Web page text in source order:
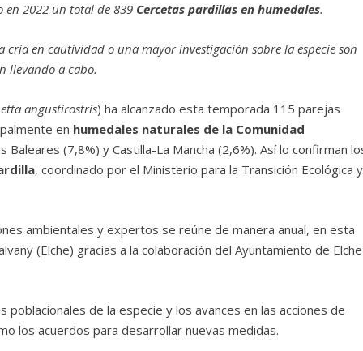
en 2022 un total de 839 Cercetas pardillas en humedales.
cría en cautividad o una mayor investigación sobre la especie son
llevando a cabo.
angustirostris) ha alcanzado esta temporada 115 parejas
en humedales naturales de la Comunidad
Baleares (7,8%) y Castilla-La Mancha (2,6%). Así lo confirman
, coordinado por el Ministerio para la Transición Ecológica y
ambientales y expertos se reúne de manera anual, en esta
(Elche) gracias a la colaboración del Ayuntamiento de Elche
de la especie y los avances en las acciones de
los acuerdos para desarrollar nuevas medidas.